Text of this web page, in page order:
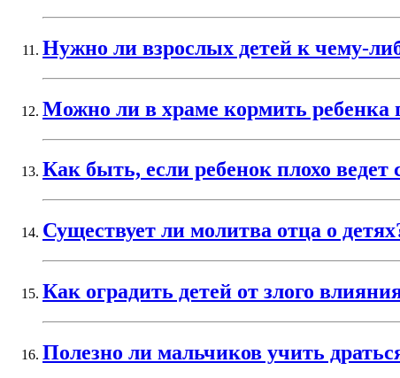
Нужно ли взрослых детей к чему-
Можно ли в храме кормить ребенка
Как быть, если ребенок плохо ведет
Существует ли молитва отца о
Как оградить детей от злого
Полезно ли мальчиков учить